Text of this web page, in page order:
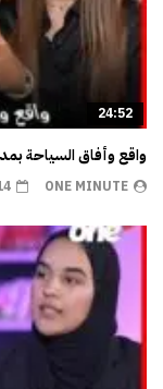
24:52
واقع وأفاق السياحة
ONE MINUTE